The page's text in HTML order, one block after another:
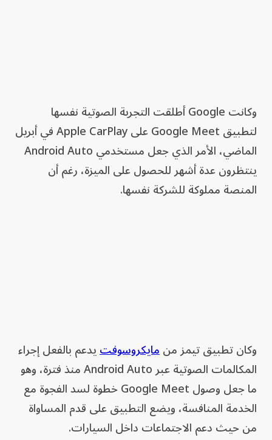
وكانت Google أطلقت التجربة الصوتية نفسها
لتطبيق Google Meet على Apple CarPlay في أبريل
الماضي، الأمر الذي جعل مستخدمي Android Auto
ينتظرون عدة أشهر للحصول على الميزة، رغم أن
المنصة مملوكة للشركة نفسها.
وكان تطبيق تيمز منمايكروسوفتيدعم بالفعل إجراء
المكالمات الصوتية عبر Android Auto منذ فترة، وهو
ما جعل وصول Google Meet خطوة لسد الفجوة مع
الخدمة المنافسة، ويضع التطبيق على قدم المساواة
من حيث دعم الاجتماعات داخل السيارات.